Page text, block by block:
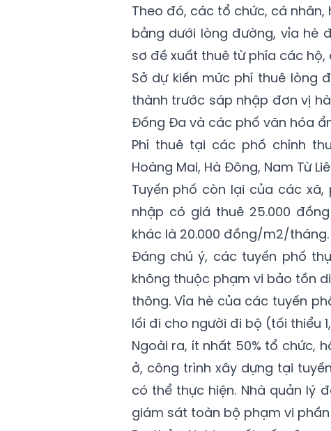
Theo đó, các tổ chức, cá
bằng dưới lòng đường, vỉa hè
sơ đề xuất thuê từ phía các
Sở dự kiến mức phí thuê lòng
thành trước sáp nhập đơn vị
Đống Đa và các phố văn hóa
Phí thuê tại các phố chính
Hoàng Mai, Hà Đông, Nam Từ
Tuyến phố còn lại của các
nhập có giá thuê 25.000
khác là 20.000 đồng/m2/tháng.
Đáng chú ý, các tuyến phố
không thuộc phạm vi bảo tồn
thông. Vỉa hè của các tuyến
lối đi cho người đi bộ (tối thiểu
Ngoài ra, ít nhất 50% tổ chức,
ở, công trình xây dựng tại
có thể thực hiện. Nhà quản lý
giám sát toàn bộ phạm vi